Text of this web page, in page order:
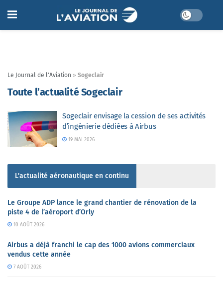
Le Journal de l'Aviation » Sogeclair
Toute l’actualité Sogeclair
Sogeclair envisage la cession de ses activités
d’ingénierie dédiées à Airbus
19 MAI 2026
L'actualité aéronautique en continu
Le Groupe ADP lance le grand chantier de rénovation de la
piste 4 de l’aéroport d’Orly
10 AOÛT 2026
Airbus a déjà franchi le cap des 1000 avions commerciaux
vendus cette année
7 AOÛT 2026